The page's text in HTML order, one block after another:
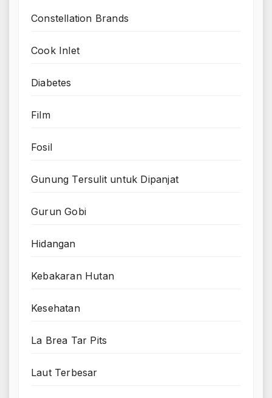
Constellation Brands
Cook Inlet
Diabetes
Film
Fosil
Gunung Tersulit untuk Dipanjat
Gurun Gobi
Hidangan
Kebakaran Hutan
Kesehatan
La Brea Tar Pits
Laut Terbesar